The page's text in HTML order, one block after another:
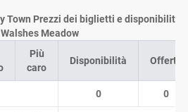
Più
caro
Disponibilità Offerte
0 0
Town Prezzi dei biglietti e disponibilità
Walshes Meadow